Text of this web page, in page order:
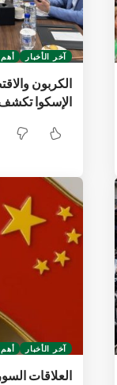
آخر الأخبار أهم
الكربون
الإسكوا
آخر الأخبار أهم
العلاقات